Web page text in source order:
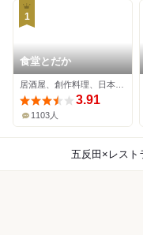
1
食堂とだか
3.91
1103人
五反田×レスト